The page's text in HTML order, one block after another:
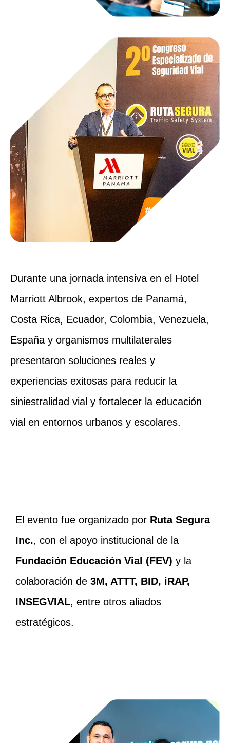
Durante una jornada intensiva en el Hotel
Marriott Albrook, expertos de Panamá,
Costa Rica, Ecuador, Colombia, Venezuela,
España y organismos multilaterales
presentaron soluciones reales y
experiencias exitosas para reducir la
siniestralidad vial y fortalecer la educación
vial en entornos urbanos y escolares.
El evento fue organizado por Ruta Segura
Inc., con el apoyo institucional de la
Fundación Educación Vial (FEV) y la
colaboración de 3M, ATTT, BID, iRAP,
INSEGVIAL, entre otros aliados
estratégicos.